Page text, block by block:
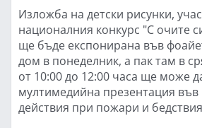
Изложба на детски рисунки,
националния конкурс "С очите
ще бъде експонирана във
дом в понеделник, а пак там в
от 10:00 до 12:00 часа ще може
мултимедийна презентация във
действия при пожари и